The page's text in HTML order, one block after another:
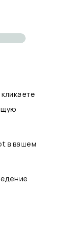
в вашем